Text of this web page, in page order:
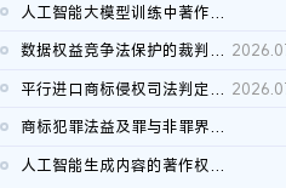
人工智能大模型训练中著作权的合理使用
数据权益竞争法保护的裁判路径构建
平行进口商标侵权司法判定规则的困境与纾解
商标犯罪法益及罪与非罪界限研究
人工智能生成内容的著作权司法认定：演进逻辑、现实困境与规则建...